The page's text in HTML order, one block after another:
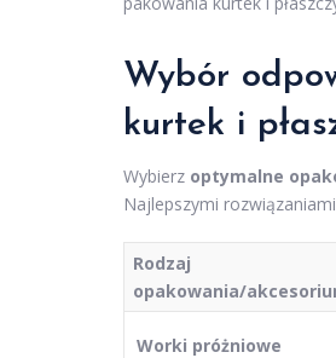
Wybór
kurtek i
Wybierz optymalne
Najlepszymi
Rodzaj
opakowania/
Worki próżniowe